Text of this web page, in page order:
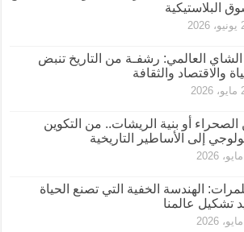
البلاستيكية
الشاي العالمي: رشفـة من التاريخ تنبض
والاقتصاد والثقافة
الصحراء أو بنية الريشات.. من التكوين
إلى الأساطير التاريخية
الهندسة الخفية التي تصنع الحياة
تشكيل عالمنا